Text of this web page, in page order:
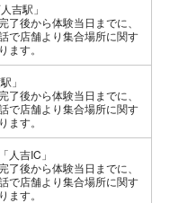
吉駅」
了後から体験当日までに、
で店舗より集合場所に関す
ます。
」
了後から体験当日までに、
で店舗より集合場所に関す
ます。
人吉IC」
了後から体験当日までに、
で店舗より集合場所に関す
ます。